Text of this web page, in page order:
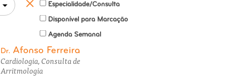
Especialidade/Consulta
Disponível para Marcação
Agenda Semanal
Dr. Afonso Ferreira
Cardiologia, Consulta de
Arritmologia